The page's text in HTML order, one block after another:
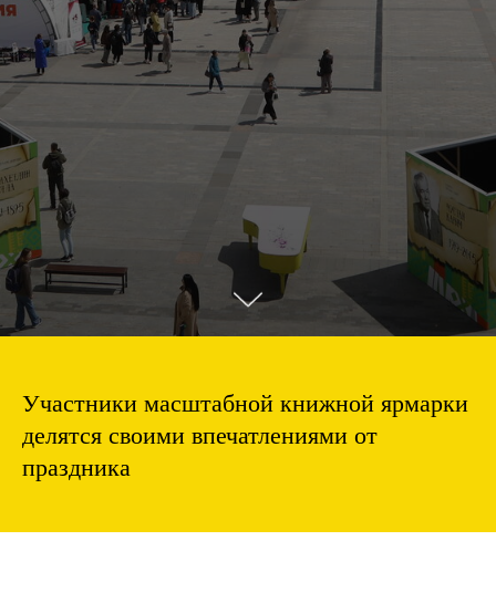
Участники масштабной книжной ярмарки
делятся своими впечатлениями от
праздника